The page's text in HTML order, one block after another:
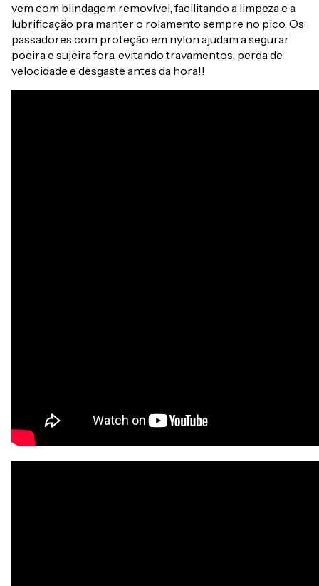
vem com blindagem removível, facilitando a limpeza e a
lubrificação pra manter o rolamento sempre no pico. Os
passadores com proteção em nylon ajudam a segurar
poeira e sujeira fora, evitando travamentos, perda de
velocidade e desgaste antes da hora!!